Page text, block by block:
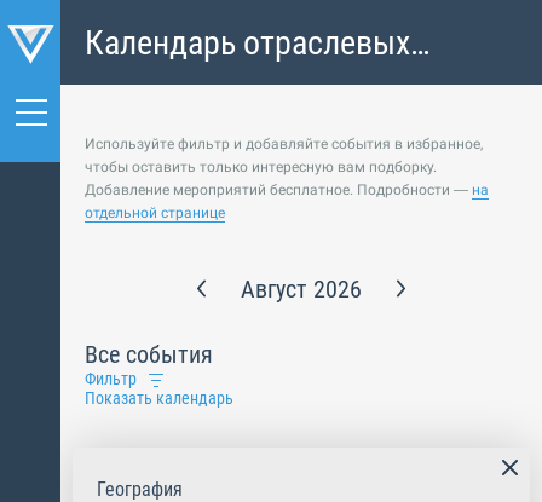
Календарь отраслевых
событий
Используйте фильтр и добавляйте события в избранное,
чтобы оставить только интересную вам подборку.
Добавление мероприятий бесплатное. Подробности — на
отдельной странице
Август 2026
Все события
Фильтр
Показать календарь
География